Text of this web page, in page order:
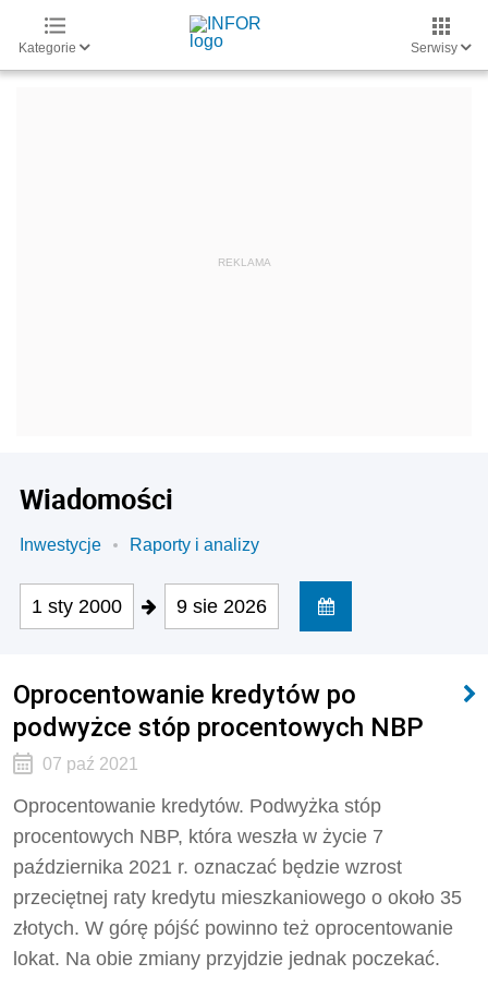
Kategorie Serwisy
Wiadomości
Inwestycje Raporty i analizy
1 sty 2000 9 sie 2026
Oprocentowanie kredytów po
podwyżce stóp procentowych NBP
07 paź 2021
Oprocentowanie kredytów. Podwyżka stóp
procentowych NBP, która weszła w życie 7
października 2021 r. oznaczać będzie wzrost
przeciętnej raty kredytu mieszkaniowego o około 35
złotych. W górę pójść powinno też oprocentowanie
lokat. Na obie zmiany przyjdzie jednak poczekać.